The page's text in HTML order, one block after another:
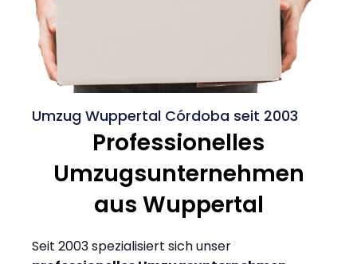
Umzug Wuppertal Córdoba seit 2003
Professionelles
Umzugsunternehmen
aus Wuppertal
Seit 2003 spezialisiert sich unser